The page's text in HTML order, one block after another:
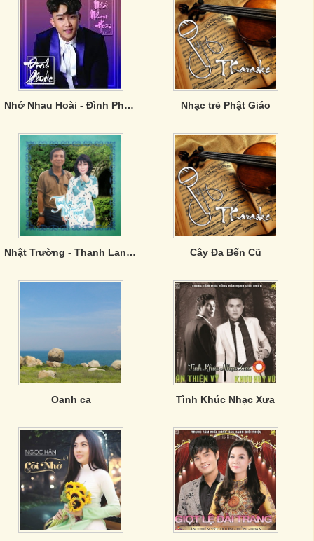
Nhớ Nhau Hoài - Đình Phước Nhạc trẻ Phật Giáo
Nhật Trường - Thanh Lan Và Bạn Hữu Cây Đa Bến Cũ
Oanh ca Tình Khúc Nhạc Xưa